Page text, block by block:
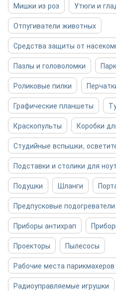
Мишки из роз
Утюги и
Отпугиватели животных
Средства защиты от
Пазлы и головоломки
Роликовые пилки
Графические планшеты
Краскопульты
Коробки
Студийные вспышки,
Подставки и столики для
Подушки
Шланги
Предпусковые
Приборы антихрап
Проекторы
Пылесосы
Рабочие места
Радиоуправляемые игрушки